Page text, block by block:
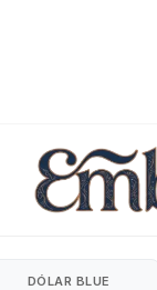
DÓLAR BLUE